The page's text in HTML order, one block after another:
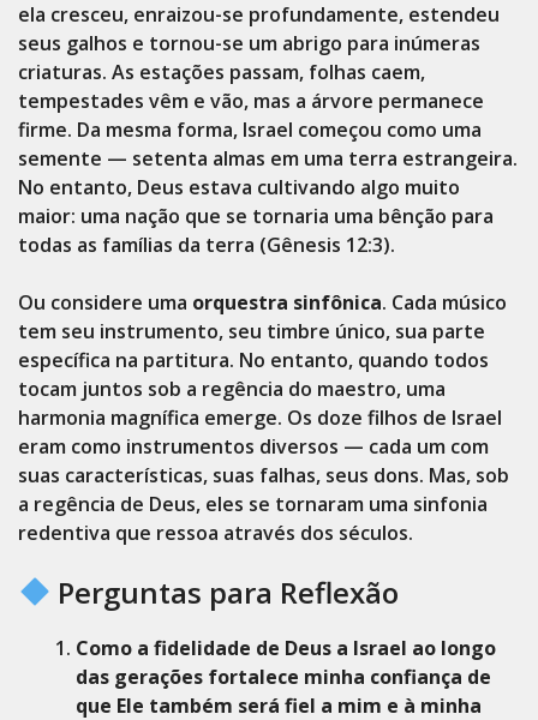
ela cresceu, enraizou-se profundamente, estendeu
seus galhos e tornou-se um abrigo para inúmeras
criaturas. As estações passam, folhas caem,
tempestades vêm e vão, mas a árvore permanece
firme. Da mesma forma, Israel começou como uma
semente — setenta almas em uma terra estrangeira.
No entanto, Deus estava cultivando algo muito
maior: uma nação que se tornaria uma bênção para
todas as famílias da terra (Gênesis 12:3).
Ou considere uma orquestra sinfônica. Cada músico
tem seu instrumento, seu timbre único, sua parte
específica na partitura. No entanto, quando todos
tocam juntos sob a regência do maestro, uma
harmonia magnífica emerge. Os doze filhos de Israel
eram como instrumentos diversos — cada um com
suas características, suas falhas, seus dons. Mas, sob
a regência de Deus, eles se tornaram uma sinfonia
redentiva que ressoa através dos séculos.
Perguntas para Reflexão
Como a fidelidade de Deus a Israel ao longo
das gerações fortalece minha confiança de
que Ele também será fiel a mim e à minha